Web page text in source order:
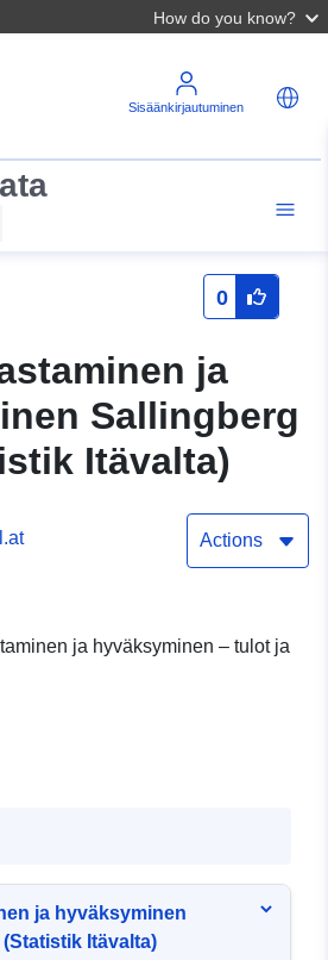
How do you know?
Sisäänkirjautuminen
0
ja
Sallingberg
Itävalta)
Actions
ja hyväksyminen – tulot ja
ja hyväksyminen
Itävalta)